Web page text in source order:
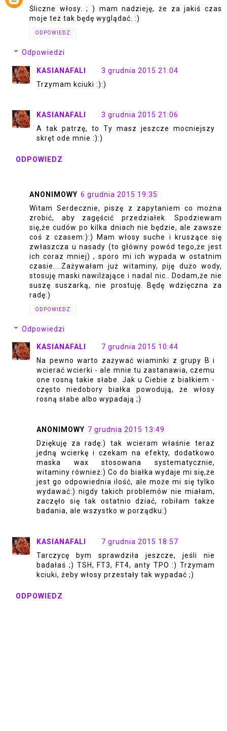
Śliczne włosy. ; ) mam nadzieję, że za jakiś czas
moje też tak będę wyglądać. :)
ODPOWIEDZ
Odpowiedzi
KASIANAFALI
3 grudnia 2015 21:04
Trzymam kciuki :):)
KASIANAFALI
3 grudnia 2015 21:06
A tak patrzę, to Ty masz jeszcze mocniejszy
skręt ode mnie :):)
ODPOWIEDZ
ANONIMOWY 6 grudnia 2015 19:35
Witam Serdecznie, piszę z zapytaniem co można
zrobić, aby zagęścić przedziałek. Spodziewam
się,że cudów po kilka dniach nie będzie, ale zawsze
coś z czasem:):) Mam włosy suche i kruszące się
zwłaszcza u nasady (to główny powód tego,że jest
ich coraz mniej) , sporo mi ich wypada w ostatnim
czasie....Zażywałam już witaminy, piję dużo wody,
stosuję maski nawilżające i nadal nic.. Dodam,że nie
suszę suszarką, nie prostuję. Będę wdzięczna za
radę:)
ODPOWIEDZ
Odpowiedzi
KASIANAFALI
7 grudnia 2015 10:44
Na pewno warto zażywać wiaminki z grupy B i
wcierać wcierki - ale mnie tu zastanawia, czemu
one rosną takie słabe. Jak u Ciebie z białkiem -
często niedobory białka powodują, że włosy
rosną słabe albo wypadają ;)
ANONIMOWY 7 grudnia 2015 13:49
Dziękuję za radę:) tak wcieram właśnie teraz
jedną wcierkę i czekam na efekty, dodatkowo
maska wax stosowana systematycznie,
witaminy również:) Co do białka wydaje mi się,że
jest go odpowiednia ilość, ale może mi się tylko
wydawać:) nigdy takich problemów nie miałam,
zaczęło się tak ostatnio dziać, robiłam także
badania, ale wszystko w porządku:)
KASIANAFALI
7 grudnia 2015 18:57
Tarczycę bym sprawdziła jeszcze, jeśli nie
badałaś ;) TSH, FT3, FT4, anty TPO :) Trzymam
kciuki, żeby włosy przestały tak wypadać ;)
ODPOWIEDZ